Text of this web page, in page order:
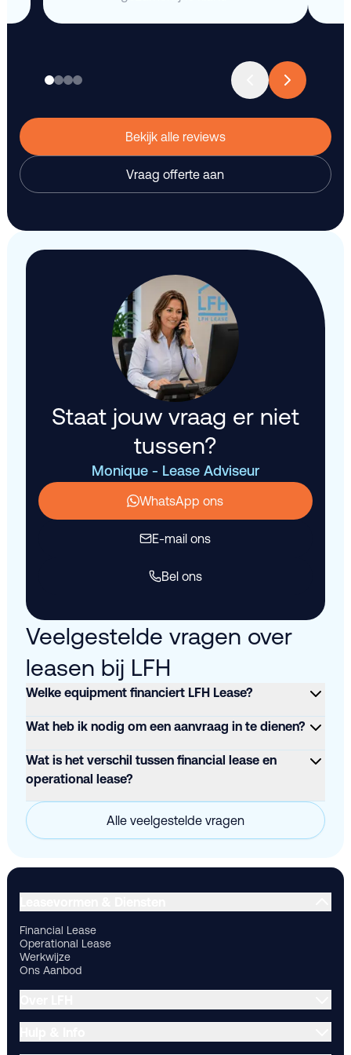
Bekijk alle reviews
Vraag offerte aan
Staat jouw vraag er niet
tussen?
Monique - Lease Adviseur
WhatsApp ons
E-mail ons
Bel ons
Veelgestelde vragen over
leasen bij LFH
Welke equipment financiert LFH Lease?
Wat heb ik nodig om een aanvraag in te dienen?
Wat is het verschil tussen financial lease en
operational lease?
Alle veelgestelde vragen
Financial Lease
Operational Lease
Werkwijze
Ons Aanbod